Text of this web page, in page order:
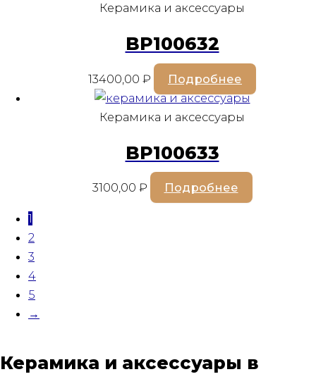
Керамика и аксессуары
BP100632
13400,00 ₽ Подробнее
Керамика и аксессуары
BP100633
3100,00 ₽ Подробнее
1
2
3
4
5
→
Керамика и аксессуары в